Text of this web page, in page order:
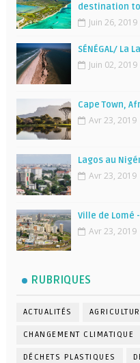
destination
Juin 26, 2019
SÉNÉGAL/ La
Juin 02, 2019
Cape Town,
Avr 23, 2019
Lagos au
Avr 23, 2019
Ville de Lomé
Avr 23, 2019
RUBRIQUES
ACTUALITÉS
CHANGEMENT CLIMATIQUE
DÉCHETS PLASTIQUES